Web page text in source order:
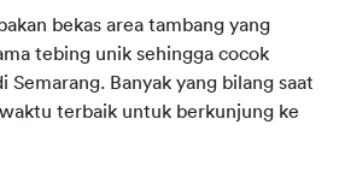
bekas area tambang yang
tebing unik sehingga cocok
Semarang. Banyak yang bilang saat
terbaik untuk berkunjung ke